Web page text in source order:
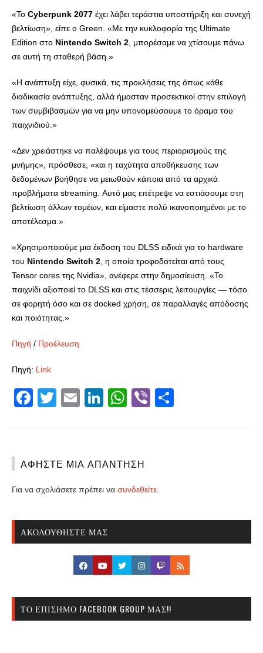
«Το Cyberpunk 2077 έχει λάβει τεράστια υποστήριξη και συνεχή
βελτίωση», είπε ο Green. «Με την κυκλοφορία της Ultimate
Edition στο Nintendo Switch 2 , μπορέσαμε να χτίσουμε πάνω
σε αυτή τη σταθερή βάση.»
«Η ανάπτυξη είχε, φυσικά, τις προκλήσεις της όπως κάθε
διαδικασία ανάπτυξης, αλλά ήμασταν προσεκτικοί στην επιλογή
των συμβιβασμών για να μην υπονομεύσουμε το όραμα του
παιχνιδιού.»
«Δεν χρειάστηκε να παλέψουμε για τους περιορισμούς της
μνήμης», πρόσθεσε, «και η ταχύτητα αποθήκευσης των
δεδομένων βοήθησε να μειωθούν κάποια από τα αρχικά
προβλήματα streaming. Αυτό μας επέτρεψε να εστιάσουμε στη
βελτίωση άλλων τομέων, και είμαστε πολύ ικανοποιημένοι με το
αποτέλεσμα.»
«Χρησιμοποιούμε μια έκδοση του DLSS ειδικά για το hardware
του Nintendo Switch 2 , η οποία τροφοδοτείται από τους
Tensor cores της Nvidia», ανέφερε στην δημοσίευση. «Το
παιχνίδι αξιοποιεί το DLSS και στις τέσσερις λειτουργίες — τόσο
σε φορητή όσο και σε docked χρήση, σε παραλλαγές απόδοσης
και ποιότητας.»
Πηγή / Προέλευση
Πηγή: Link
Facebook
Twitter
EmailLinkedIn
WhatsApp
Viber
ΑΦΉΣΤΕ ΜΙΑ ΑΠΆΝΤΗΣΗ
Για να σχολιάσετε πρέπει να συνδεθείτε
ΑΚΟΛΟΥΘΉΣΤΕ ΜΑΣ
ΤΟ ΕΠΊΣΗΜΟ FACEBOOK GROUP ΜΑΣ!!